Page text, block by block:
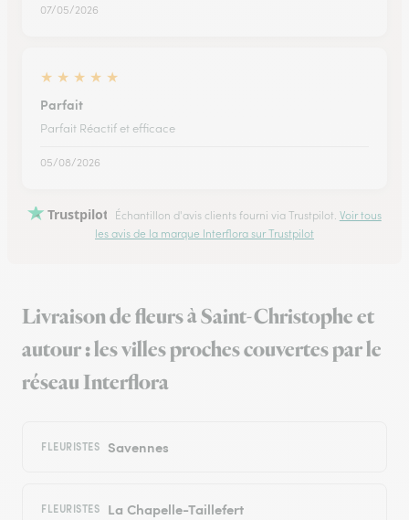
07/05/2026
★ ★ ★ ★ ★
Parfait
Parfait Réactif et efficace
05/08/2026
Trustpilot Échantillon d'avis clients fourni via Trustpilot. Voir tous
les avis de la marque Interflora sur Trustpilot
Livraison de fleurs à Saint-Christophe et
autour : les villes proches couvertes par le
réseau Interflora
FLEURISTES Savennes
FLEURISTES La Chapelle-Taillefert